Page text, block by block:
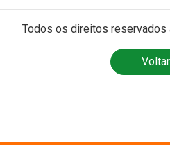
Todos os direitos reservados
Voltar